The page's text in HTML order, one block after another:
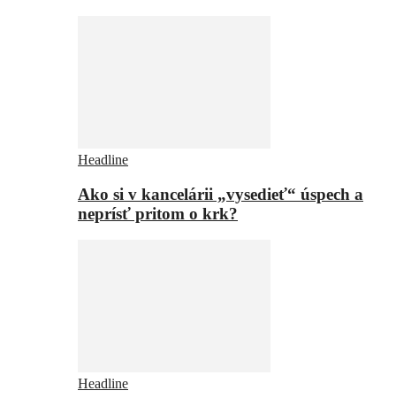
Headline
Ako si v kancelárii „vysedieť“ úspech a
neprísť pritom o krk?
Headline